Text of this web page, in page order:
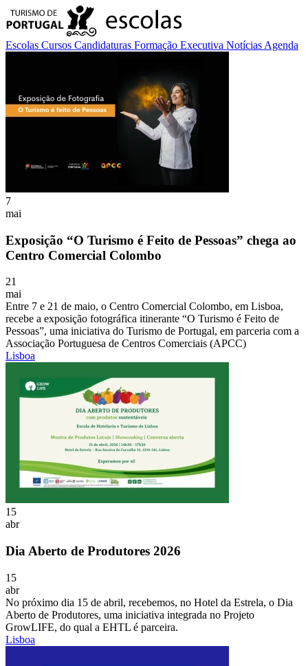
Escolas Cursos Candidaturas Formação Executiva Notícias Agenda
7
mai
Exposição “O Turismo é Feito de Pessoas” chega ao
Centro Comercial Colombo
21
mai
Entre 7 e 21 de maio, o Centro Comercial Colombo, em Lisboa,
recebe a exposição fotográfica itinerante “O Turismo é Feito de
Pessoas”, uma iniciativa do Turismo de Portugal, em parceria com a
Associação Portuguesa de Centros Comerciais (APCC)
Lisboa
15
abr
Dia Aberto de Produtores 2026
15
abr
No próximo dia 15 de abril, recebemos, no Hotel da Estrela, o Dia
Aberto de Produtores, uma iniciativa integrada no Projeto
GrowLIFE, do qual a EHTL é parceira.
Lisboa